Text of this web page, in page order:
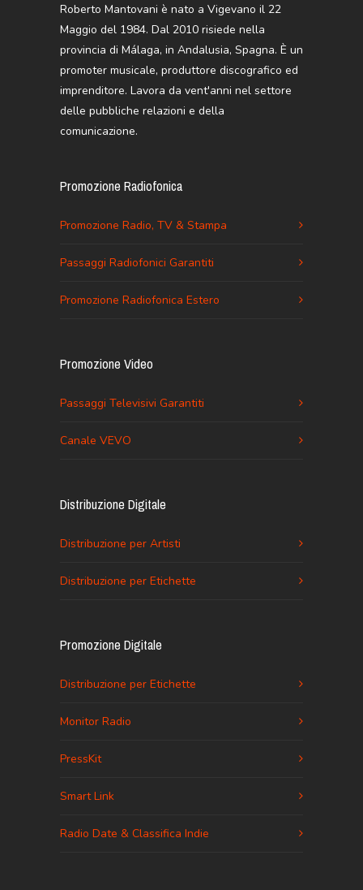
Roberto Mantovani è nato a Vigevano il 22
Maggio del 1984. Dal 2010 risiede nella
provincia di Málaga, in Andalusia, Spagna. È un
promoter musicale, produttore discografico ed
imprenditore. Lavora da vent'anni nel settore
delle pubbliche relazioni e della
comunicazione.
Promozione Radiofonica
Promozione Radio, TV & Stampa
Passaggi Radiofonici Garantiti
Promozione Radiofonica Estero
Promozione Video
Passaggi Televisivi Garantiti
Canale VEVO
Distribuzione Digitale
Distribuzione per Artisti
Distribuzione per Etichette
Promozione Digitale
Distribuzione per Etichette
Monitor Radio
PressKit
Smart Link
Radio Date & Classifica Indie